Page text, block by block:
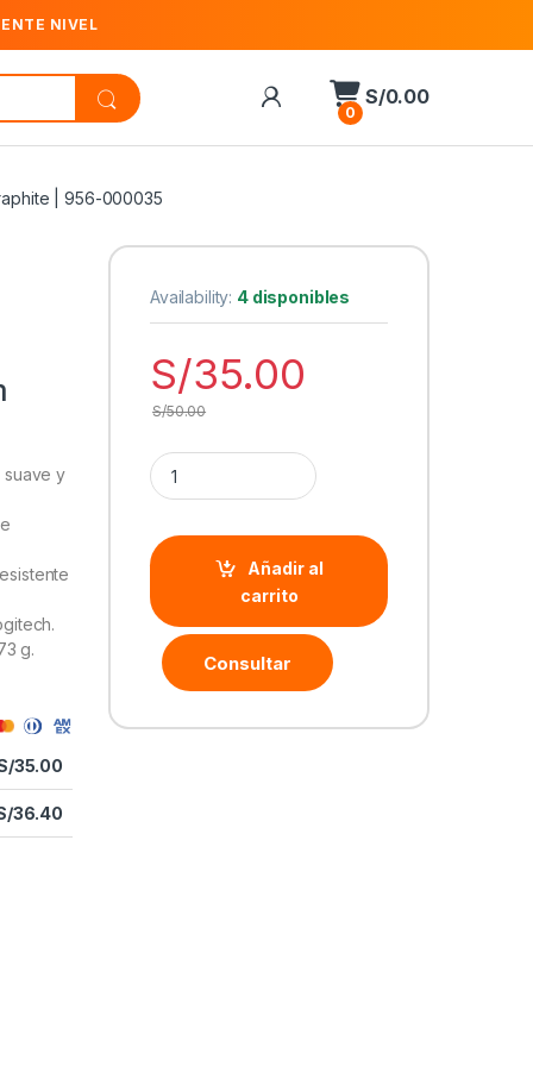
NIVEL
0
S/0.00
| 956-000035
y
g.
35.00
36.40
Availability: 4 disponibles
S/35.00
S/50.00
Cantidad Pad Mouse Logitech Anti-
Añadir al
carrito
Consultar